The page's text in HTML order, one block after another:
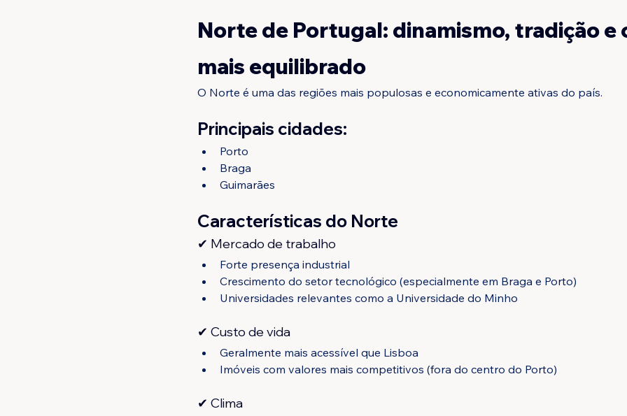
Norte de Portugal: dinamismo, tradição e
mais equilibrado
O Norte é uma das regiões mais populosas e economicamente ativas do país.
Principais cidades:
Porto
Braga
Guimarães
Características do Norte
✔ Mercado de trabalho
Forte presença industrial
Crescimento do setor tecnológico (especialmente em Braga e Porto)
Universidades relevantes como a Universidade do Minho
✔ Custo de vida
Geralmente mais acessível que Lisboa
Imóveis com valores mais competitivos (fora do centro do Porto)
✔ Clima